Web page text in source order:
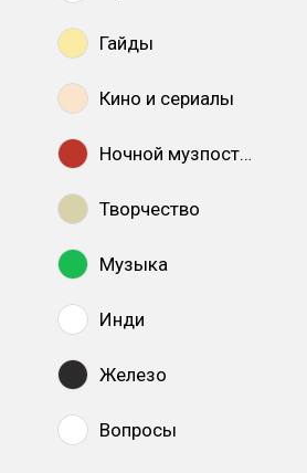
Гайды
Кино и сериалы
Ночной музпостинг
Творчество
Музыка
Инди
Железо
Вопросы